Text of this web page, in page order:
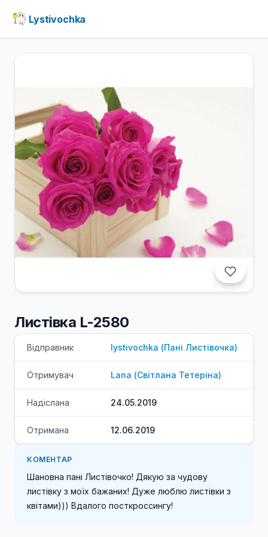
Lystivochka
Листівка L-2580
Відправник lystivochka (Пані Листівочка)
Отримувач Lana (Світлана Тетеріна)
Надіслана 24.05.2019
Отримана 12.06.2019
КОМЕНТАР
Шановна пані Листівочко! Дякую за чудову
листівку з моїх бажаних! Дуже люблю листівки з
квітами))) Вдалого посткроссингу!